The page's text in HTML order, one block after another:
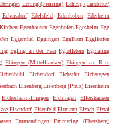
Eching (Freising) Eching (Landshut)
Eckersdorf Edelsfeld Edenkoben
Ederheim
Egenhausen Egenhofen Egesheim Egg
Eggenthal Eggingen Egglham Egglkofen
Egling an der Paar Egloffstein Egmating
Ehingen (Mittelfranken) Ehingen am Ries
Eichendorf Eichstätt
Eichstegen
Eisenberg Eisenberg (Pfalz) Eisenheim
Elchesheim-Illingen Elchingen
Elfershausen
Elsendorf Elsenfeld Eltmann Elzach Elztal
Emmendingen
Emmering (Ebersberg)